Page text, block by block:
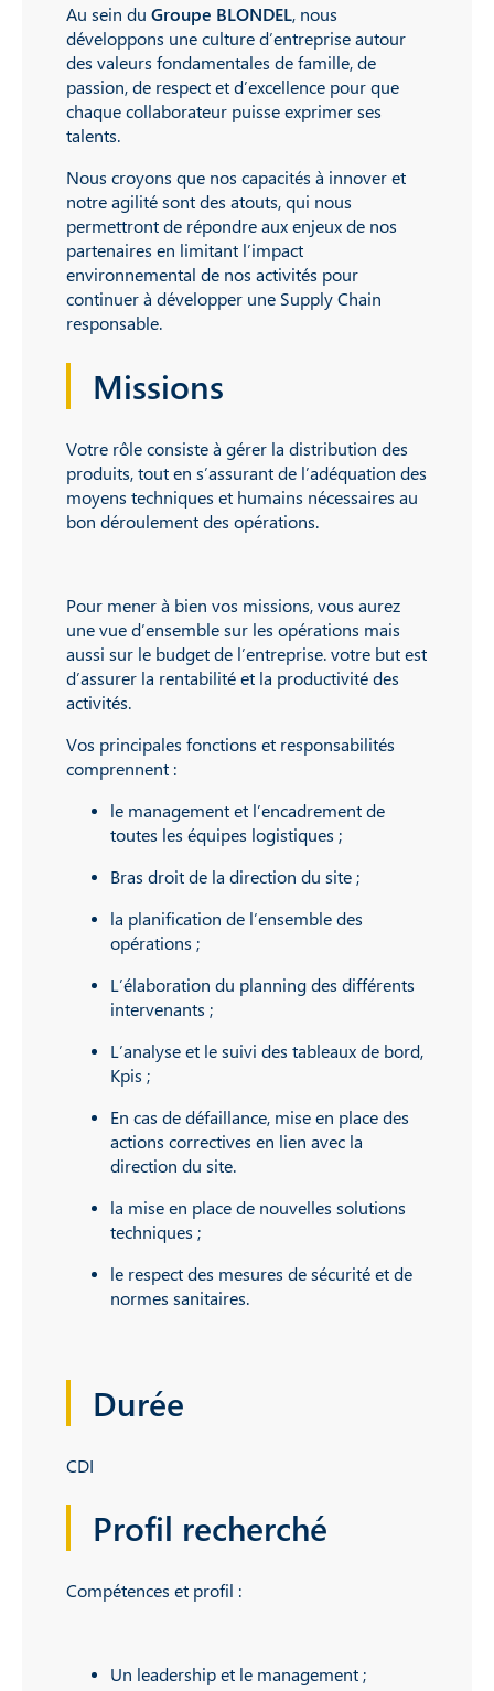
Au sein du Groupe BLONDEL, nous
développons une culture d’entreprise autour
des valeurs fondamentales de famille, de
passion, de respect et d’excellence pour que
chaque collaborateur puisse exprimer ses
talents.
Nous croyons que nos capacités à innover et
notre agilité sont des atouts, qui nous
permettront de répondre aux enjeux de nos
partenaires en limitant l’impact
environnemental de nos activités pour
continuer à développer une Supply Chain
responsable.
Missions
Votre rôle consiste à gérer la distribution des
produits, tout en s’assurant de l’adéquation des
moyens techniques et humains nécessaires au
bon déroulement des opérations.
Pour mener à bien vos missions, vous aurez
une vue d’ensemble sur les opérations mais
aussi sur le budget de l’entreprise. votre but est
d’assurer la rentabilité et la productivité des
activités.
Vos principales fonctions et responsabilités
comprennent :
le management et l’encadrement de
toutes les équipes logistiques ;
Bras droit de la direction du site ;
la planification de l’ensemble des
opérations ;
L’élaboration du planning des différents
intervenants ;
L’analyse et le suivi des tableaux de bord,
Kpis ;
En cas de défaillance, mise en place des
actions correctives en lien avec la
direction du site.
la mise en place de nouvelles solutions
techniques ;
le respect des mesures de sécurité et de
normes sanitaires.
Durée
CDI
Profil recherché
Compétences et profil :
Un leadership et le management ;